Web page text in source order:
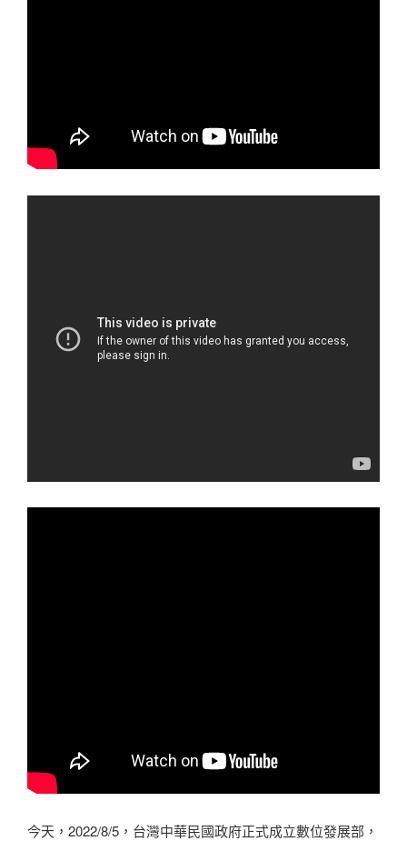
今天，2022/8/5，台灣中華民國政府正式成立數位發展部，